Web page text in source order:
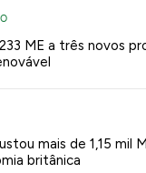
ME a três novos
mais de 1,15 mil
britânica